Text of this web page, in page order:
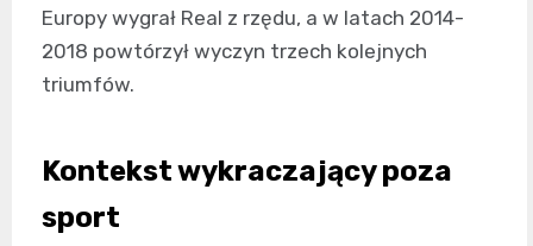
Europy wygrał Real z rzędu, a w latach 2014-
2018 powtórzył wyczyn trzech kolejnych
triumfów.
Kontekst wykraczający poza
sport